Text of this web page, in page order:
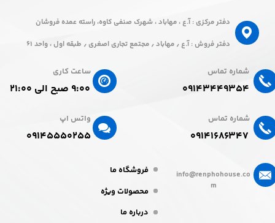
دفتر مرکزی : آ.ع ، مهاباد ، شهرک صنفی کاوه، راسته عمده فروشان
دفتر فروش : آ.ع ٫ مهاباد ٫ مجتمع تجاری اصغری ٫ طبقه اول ، واحد ۶۱
فروشگاه ما
محصولات ویژه
درباره ما
۰۹۱۴۳۴۴۹۳۵۴
شماره تماس
شماره تماس
۰۹۱۴۱۶۸۶۳۴۷​​​​​​​
ساعت کاری
۹:۰۰ صبح الی ۲۱:۰۰
واتس اپ
۰۹۱۴۵۵۵۰۲۵۵​​​​​​​
info@renphohouse.co
m